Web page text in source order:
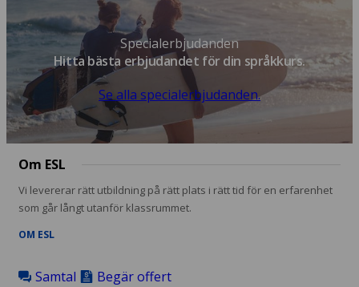
Specialerbjudanden
Hitta bästa erbjudandet för din språkkurs.
Se alla specialerbjudanden.
Om ESL
Vi levererar rätt utbildning på rätt plats i rätt tid för en erfarenhet
som går långt utanför klassrummet.
OM ESL
Samtal Begär offert